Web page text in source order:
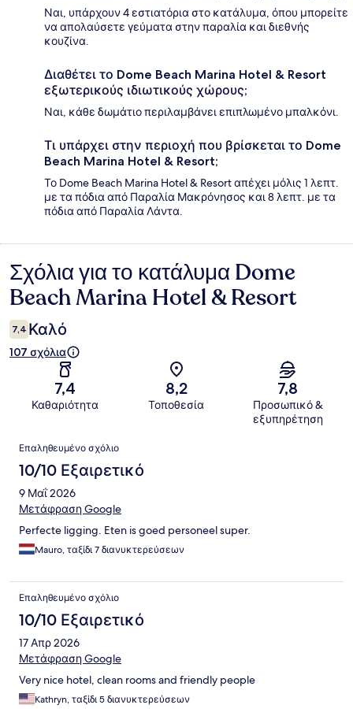
Ναι, υπάρχουν 4 εστιατόρια στο κατάλυμα, όπου μπορείτε
να απολαύσετε γεύματα στην παραλία και διεθνής
κουζίνα.
Διαθέτει το Dome Beach Marina Hotel & Resort
εξωτερικούς ιδιωτικούς χώρους;
Ναι, κάθε δωμάτιο περιλαμβάνει επιπλωμένο μπαλκόνι.
Τι υπάρχει στην περιοχή που βρίσκεται το Dome
Beach Marina Hotel & Resort;
Το Dome Beach Marina Hotel & Resort απέχει μόλις 1 λεπτ.
με τα πόδια από Παραλία Μακρόνησος και 8 λεπτ. με τα
πόδια από Παραλία Λάντα.
Σχόλια
Σχόλια για το κατάλυμα Dome
Beach Marina Hotel & Resort
7,4 Καλό
107 σχόλια
7,4
Καθαριότητα
8,2
Τοποθεσία
7,8
Προσωπικό &
εξυπηρέτηση
Σχόλια
Επαληθευμένο σχόλιο
10/10 Εξαιρετικό
9 Μαΐ 2026
Μετάφραση Google
Perfecte ligging. Eten is goed personeel super.
Mauro, ταξίδι 7 διανυκτερεύσεων
Επαληθευμένο σχόλιο
10/10 Εξαιρετικό
17 Απρ 2026
Μετάφραση Google
Very nice hotel, clean rooms and friendly people
Kathryn, ταξίδι 5 διανυκτερεύσεων